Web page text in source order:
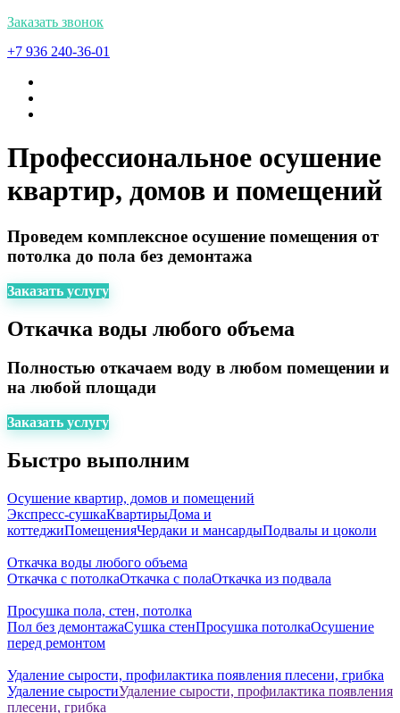
Заказать звонок
+7 936 240-36-01
Профессиональное осушение
квартир, домов и помещений
Проведем комплексное осушение помещения от
потолка до пола без демонтажа
Заказать услугу
Откачка воды любого объема
Полностью откачаем воду в любом помещении и
на любой площади
Заказать услугу
Быстро выполним
Осушение квартир, домов и помещений
Экспресс-cушкаКвартирыДома и
коттеджиПомещенияЧердаки и мансардыПодвалы и цоколи
Откачка воды любого объема
Откачка с потолкаОткачка с полаОткачка из подвала
Просушка пола, стен, потолка
Пол без демонтажаСушка стенПросушка потолкаОсушение
перед ремонтом
Удаление сырости, профилактика появления плесени, грибка
Удаление сыростиУдаление сырости, профилактика появления
плесени, грибка